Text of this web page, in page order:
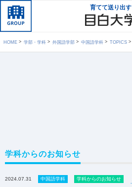
育てて送り出す
HOME 学部・学科 外国語学部 中国語学科 TOPICS
学科からのお知らせ
2024.07.31 中国語学科 学科からのお知らせ